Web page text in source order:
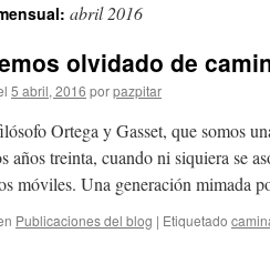
abril 2016
olvidado de
5 abril, 2016 porpazpitar
Ortega y Gasset, que somos
años treinta, cuando ni siquiera se
móviles. Una generación mimada
Publicaciones del blog | Etiquetado